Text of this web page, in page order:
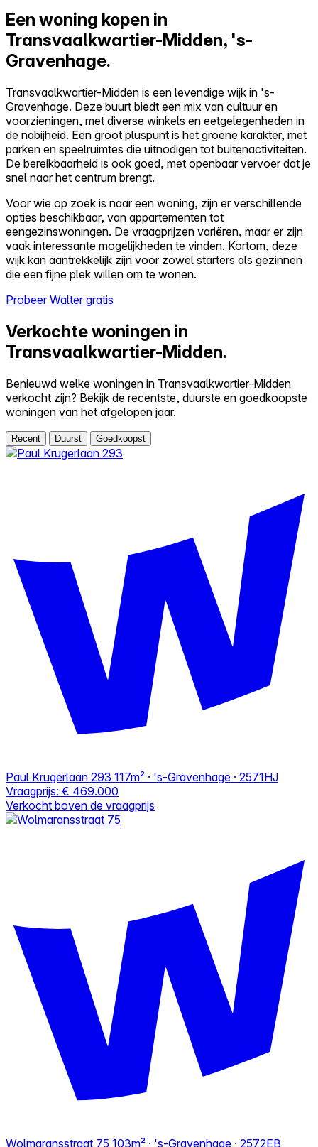
Zelf kopen
Alles-in-één
Prijzen
Log in
Probeer Walter gratis
Een woning kopen in
Transvaalkwartier-Midden, 's-
Gravenhage.
Transvaalkwartier-Midden is een levendige wijk in 's-
Gravenhage. Deze buurt biedt een mix van cultuur en
voorzieningen, met diverse winkels en eetgelegenheden in
de nabijheid. Een groot pluspunt is het groene karakter, met
parken en speelruimtes die uitnodigen tot buitenactiviteiten.
De bereikbaarheid is ook goed, met openbaar vervoer dat je
snel naar het centrum brengt.
Voor wie op zoek is naar een woning, zijn er verschillende
opties beschikbaar, van appartementen tot
eengezinswoningen. De vraagprijzen variëren, maar er zijn
vaak interessante mogelijkheden te vinden. Kortom, deze
wijk kan aantrekkelijk zijn voor zowel starters als gezinnen
die een fijne plek willen om te wonen.
Probeer Walter gratis
Verkochte woningen in
Transvaalkwartier-Midden.
Benieuwd welke woningen in Transvaalkwartier-Midden
verkocht zijn? Bekijk de recentste, duurste en goedkoopste
woningen van het afgelopen jaar.
Recent Duurst Goedkoopst
Paul Krugerlaan 293 117m² · 's-Gravenhage · 2571HJ
Vraagprijs: € 469.000
Verkocht boven de vraagprijs
Wolmaransstraat 75 103m² · 's-Gravenhage · 2572EB